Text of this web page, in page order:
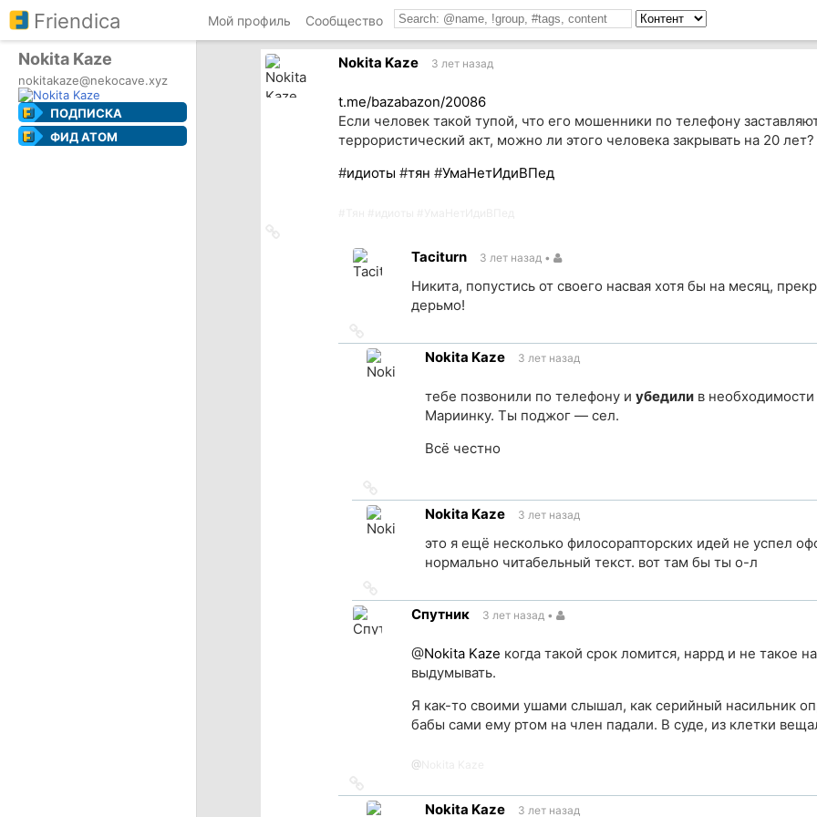
Friendica Мой профиль Сообщество
Nokita Kaze
nokitakaze@nekocave.xyz
ПОДПИСКА
ФИД ATOM
Nokita Kaze 3 лет назад
t.me/bazabazon/20086
Если человек такой тупой, что его мошенники по телефону
террористический акт, можно ли этого человека закрывать на 20 лет?
#идиоты #тян #УмаНетИдиВПед
Taciturn 3 лет назад •
Никита, попустись от своего насвая хотя бы на месяц,
дерьмо!
на
источник
Nokita Kaze 3 лет назад
тебе позвонили по телефону и убедилив
Мариинку. Ты поджог — сел.
Всё честно
на
источникNokita Kaze 3 лет назад
это я ещё несколько филосорапторских идей не успел
нормально читабельный текст. вот там бы ты о-л
на
источникСпутник 3 лет назад •
@Nokita Kaze когда такой срок ломится, наррд и не такое
выдумывать.
Я как-то своими ушами слышал, как серийный насильник
бабы сами ему ртом на член падали. В суде, из клетки
@Nokita Kaze
на
источник
Nokita Kaze 3 лет назад